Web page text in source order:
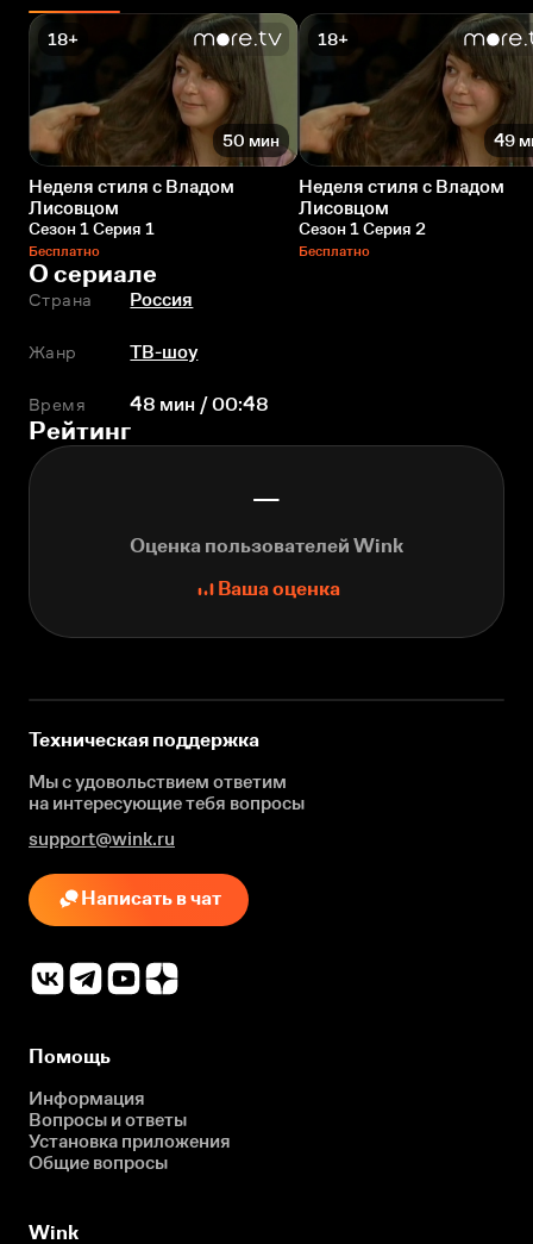
18+
50 мин
Неделя стиля с Владом
Лисовцом
Сезон 1 Серия 1
Бесплатно
18+
49
Неделя стиля с Владом
Лисовцом
Сезон 1 Серия 2
Бесплатно
О сериале
Страна Россия
Жанр ТВ-шоу
Время 48 мин / 00:48
Рейтинг
—
Оценка пользователей Wink
Ваша оценка
Техническая поддержка
Мы с удовольствием ответим
на интересующиетебя вопросы
support@wink.ru
Написать в чат
Помощь
Информация
Вопросы и ответы
Установка приложения
Общие вопросы
Wink